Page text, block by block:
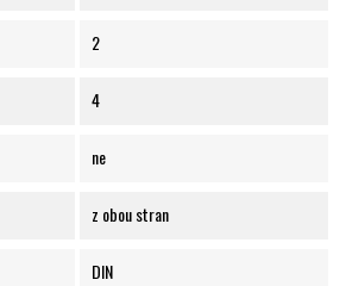
2
4
ne
z obou stran
DIN